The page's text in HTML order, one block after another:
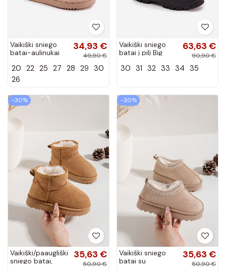
Vaikiški sniego
batai-aulinukai
pašiltinti kailiuku
viduje, smėlio...
34,93 €
49,90 €
20 22 25 27 28 29 30
26
Vaikiški sniego
batai į pilį Big
pilkai juodos
63,63 €
90,90 €
30 31 32 33 34 35
−30%
Vaikiški/paaugliški
sniego batai,
35,63 €
50,90 €
−30%
Vaikiški sniego
batai su
35,63 €
50,90 €